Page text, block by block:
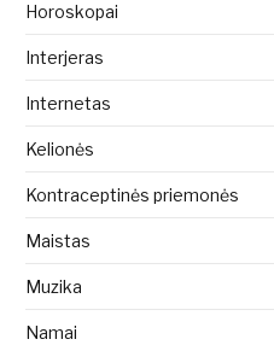
Horoskopai
Interjeras
Internetas
Kelionės
Kontraceptinės priemonės
Maistas
Muzika
Namai